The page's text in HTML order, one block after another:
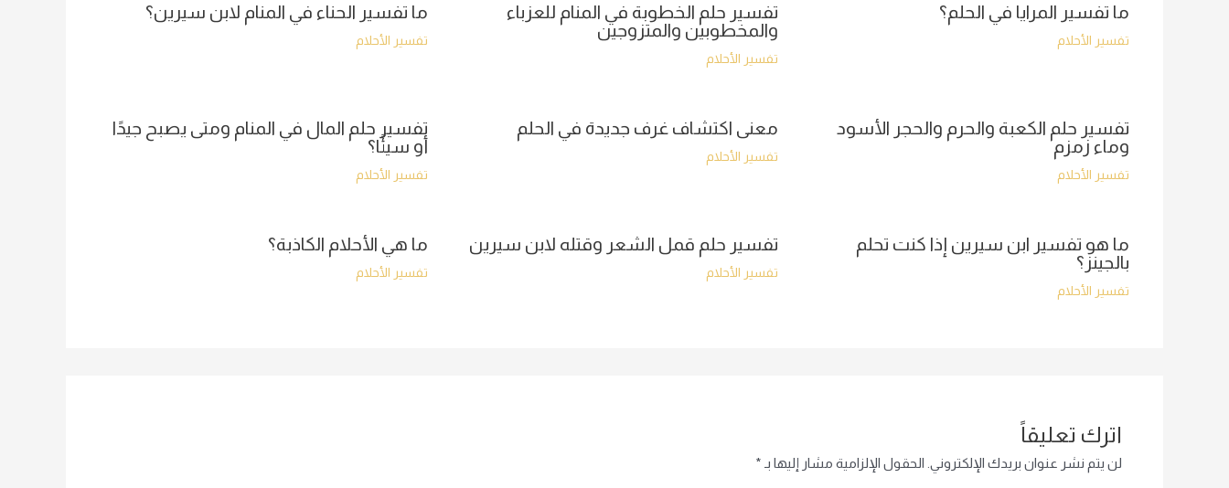
ما تفسير المرايا في الحلم؟
تفسير الأحلام
تفسير حلم الخطوبة في المنام للعزباء
والمخطوبين والمتزوجين
تفسير الأحلام
ما تفسير الحناء في المنام لابن سيرين؟
تفسير الأحلام
تفسير حلم الكعبة والحرم والحجر الأسود
وماء زمزم
تفسير الأحلام
معنى اكتشاف غرف جديدة في الحلم
تفسير الأحلام
تفسير حلم المال في المنام ومتى يصبح جيدًا
أو سيئًا؟
تفسير الأحلام
ما هو تفسير ابن سيرين إذا كنت تحلم
بالجينز؟
تفسير الأحلام
تفسير حلم قمل الشعر وقتله لابن سيرين
تفسير الأحلام
ما هي الأحلام الكاذبة؟
تفسير الأحلام
اترك تعليقاً
لن يتم نشر عنوان بريدك الإلكتروني. الحقول الإلزامية مشار إليها بـ *